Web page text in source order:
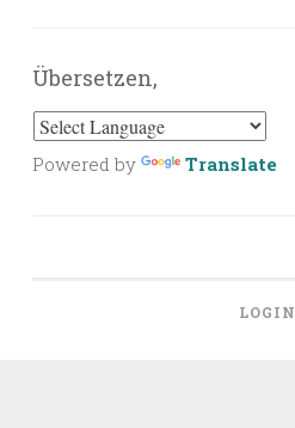
Übersetzen,
Powered by Translate
LOGIN